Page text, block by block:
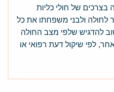
בצרכים של חולי כליות
לחולה ולבני משפחתו את כל
להדגיש שלפי מצב החולה
לפי שיקול דעת רפואי או